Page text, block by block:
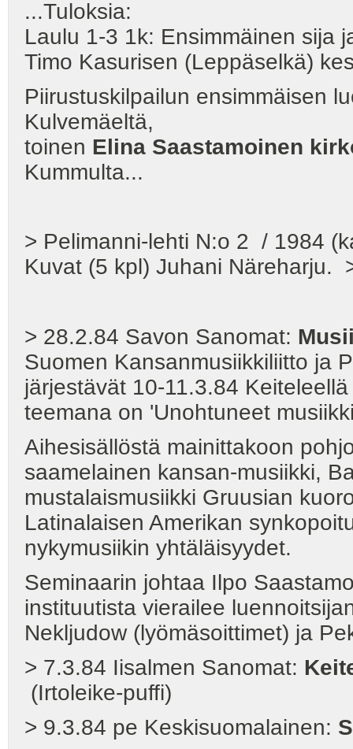
...Tuloksia:
Laulu 1-3 1k: Ensimmäinen sija
Timo Kasurisen
Piirustuskilpailun ensimmäisen
Kulvemäeltä,
toinen Elina Saastamoinen
Kummulta...
> Pelimanni-lehti N:o 2 / 1984
Kuvat (5 kpl) Juhani Näreharju.
> 28.2.84 Savon Sanomat:
Suomen Kansanmusiikkiliitto ja
järjestävät 10-11.3.84
teemana on 'Unohtuneet
Aihesisällöstä mainittakoon
saamelainen kansan-musiikki,
mustalaismusiikki Gruusian
Latinalaisen Amerikan
nykymusiikin yhtäläisyydet.
Seminaarin johtaa Ilpo
instituutista vierailee
Nekljudow (lyömäsoittimet) ja
> 7.3.84 Iisalmen Sanomat:
(Irtoleike-puffi)
> 9.3.84 pe Keskisuomalainen: